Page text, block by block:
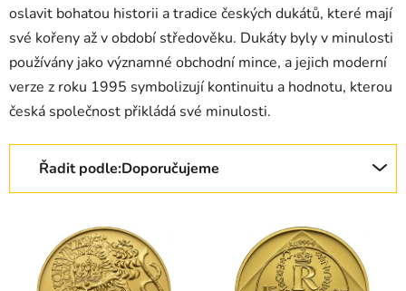
oslavit bohatou historii a tradice českých dukátů, které mají
své kořeny až v období středověku. Dukáty byly v minulosti
používány jako významné obchodní mince, a jejich moderní
verze z roku 1995 symbolizují kontinuitu a hodnotu, kterou
česká společnost přikládá své minulosti.
Řazení produktů
Řadit podle:Doporučujeme
Výpis produktů